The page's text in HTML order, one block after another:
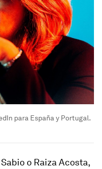
para España y Portugal.
o Raiza Acosta,